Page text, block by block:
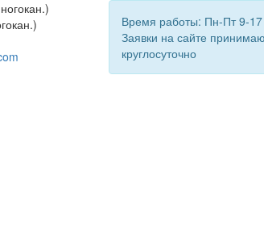
Время работы: Пн-Пт 9-17
Заявки на сайте
круглосуточно